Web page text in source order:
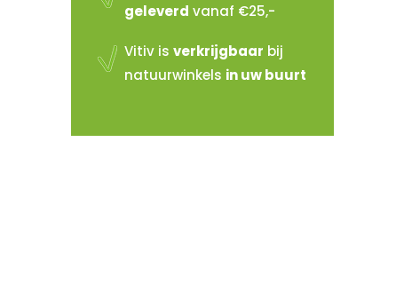
geleverd vanaf €25,-
Vitiv is verkrijgbaar bij
natuurwinkels in uw buurt